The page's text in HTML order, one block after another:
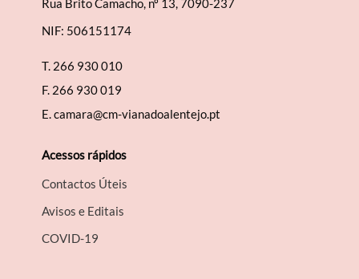
Rua Brito Camacho, nº 13, 7090-237
NIF: 506151174
T. 266 930 010
F. 266 930 019
E.camara@cm-vianadoalentejo.pt
Acessos rápidos
Contactos Úteis
Avisos e Editais
COVID-19